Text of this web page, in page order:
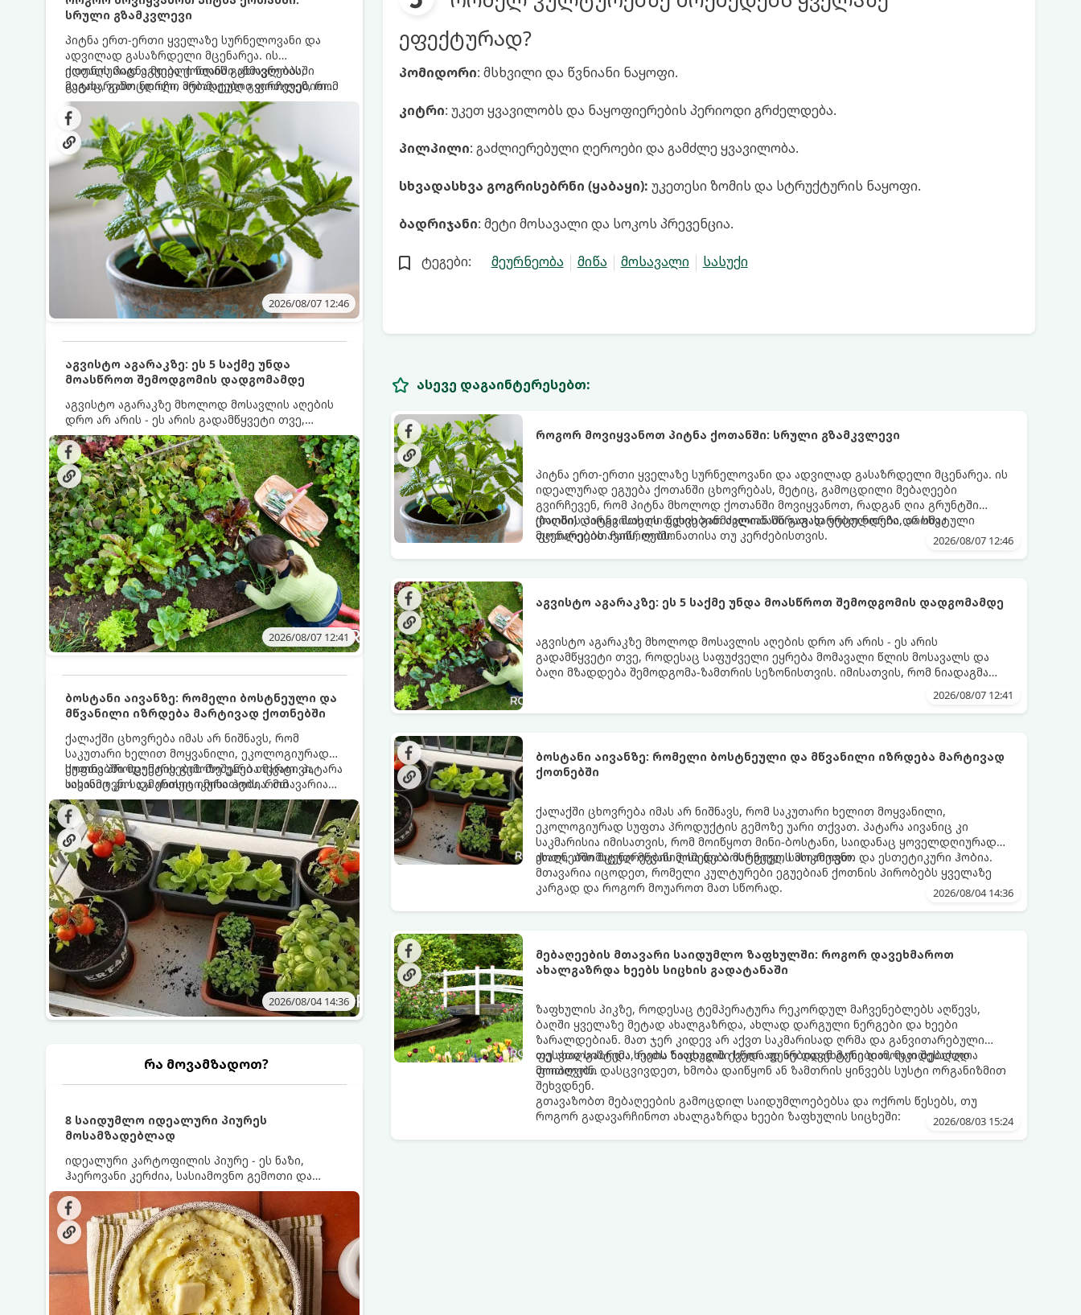
სრული გზამკვლევი
პიტნა ერთ-ერთი ყველაზე სურნელოვანი და
ადვილად გასაზრდელი მცენარეა. ის
იდეალურად ეგუება ქოთანში ცხოვრებას,
მეტიც, გამოცდილი მებაღეები გვირჩევენ, რომ
პიტნა მხოლოდ ქოთანში მოვიყვანოთ, რადგან
ღია გრუნტში (ბაღში) დარგვისას ის ფესვებით
ძალიან სწრაფად ვრცელდება და სხვა
მცენარეებს ავიწროებს.
ქოთნის პიტნა მთელი წლის განმავლობაში
გაგახარებთ ნორჩი, არომატული ფოთლებით
ჩაის, ლიმონათისა თუ კერძებისთვის.
2026/08/07 12:46
აგვისტო აგარაკზე: ეს 5 საქმე უნდა
მოასწროთ შემოდგომის დადგომამდე
აგვისტო აგარაკზე მხოლოდ მოსავლის აღების
დრო არ არის - ეს არის გადამწყვეტი თვე,
როდესაც საფუძველი ეყრება მომავალი წლის
მოსავალს და ბაღი მზადდება შემოდგომა-
ზამთრის სეზონისთვის. იმისათვის, რომ
ნიადაგმა ენერგია აღიდგინოს, ხოლო
მცენარეებმა ზამთარს გაუძლონ, აგვისტოს
ბოლომდე 5 მნიშვნელოვანი საქმის გაკეთება
უნდა მოასწროთ:
2026/08/07 12:41
ბოსტანი აივანზე: რომელი ბოსტნეული და
მწვანილი იზრდება მარტივად ქოთნებში
ქალაქში ცხოვრება იმას არ ნიშნავს, რომ
საკუთარი ხელით მოყვანილი, ეკოლოგიურად
სუფთა პროდუქტის გემოზე უარი თქვათ. პატარა
აივანიც კი საკმარისია იმისათვის, რომ
მოიწყოთ მინი-ბოსტანი, საიდანაც
ყოველდღიურად ახალ, არომატულ მწვანილსა
და ბოსტნეულს მოკრეფთ.
ქოთნებში მცენარეების მოშენება მარტივი,
სასიამოვნო და ესთეტიკური ჰობია. მთავარია
იცოდეთ, რომელი კულტურები ეგუებიან
ქოთნის პირობებს ყველაზე კარგად და როგორ
მოუაროთ მათ სწორად.
2026/08/04 14:36
რა მოვამზადოთ?
8 საიდუმლო იდეალური პიურეს
მოსამზადებლად
იდეალური კარტოფილის პიურე - ეს ნაზი,
ჰაეროვანი კერძია, სასიამოვნო გემოთი და
ნაღების-მოყვითალო ფერით. მისი მომზადება
ძალიან მარტივია, მაგრამ არსებობს რამდენიმე
საიდუმლო, რომლებიც უნდა იცოდეთ, რომ
პიურე იდეალურად გემრიელი გამოვიდეს.
ეფექტურად?
პომიდორი: მსხვილი და წვნიანი ნაყოფი.
კიტრი: უკეთ ყვავილობს და ნაყოფიერების პერიოდი გრძელდება.
პილპილი: გაძლიერებული ღეროები და გამძლე ყვავილობა.
სხვადასხვა გოგრისებრნი (ყაბაყი): უკეთესი ზომის და სტრუქტურის ნაყოფი.
ბადრიჯანი: მეტი მოსავალი და სოკოს პრევენცია.
ტეგები: მეურნეობა მიწა მოსავალი სასუქი
ასევე დაგაინტერესებთ:
როგორ მოვიყვანოთ პიტნა ქოთანში: სრული გზამკვლევი
პიტნა ერთ-ერთი ყველაზე სურნელოვანი და ადვილად გასაზრდელი მცენარეა. ის
იდეალურად ეგუება ქოთანში ცხოვრებას, მეტიც, გამოცდილი მებაღეები
გვირჩევენ, რომ პიტნა მხოლოდ ქოთანში მოვიყვანოთ, რადგან ღია გრუნტში
(ბაღში) დარგვისას ის ფესვებით ძალიან სწრაფად ვრცელდება და სხვა
მცენარეებს ავიწროებს.
ქოთნის პიტნა მთელი წლის განმავლობაში გაგახარებთ ნორჩი, არომატული
ფოთლებით ჩაის, ლიმონათისა თუ კერძებისთვის.
2026/08/07 12:46
აგვისტო აგარაკზე: ეს 5 საქმე უნდა მოასწროთ შემოდგომის დადგომამდე
აგვისტო აგარაკზე მხოლოდ მოსავლის აღების დრო არ არის - ეს არის
გადამწყვეტი თვე, როდესაც საფუძველი ეყრება მომავალი წლის მოსავალს და
ბაღი მზადდება შემოდგომა-ზამთრის სეზონისთვის. იმისათვის, რომ ნიადაგმა
2026/08/07 12:41
ბოსტანი აივანზე: რომელი ბოსტნეული და მწვანილი იზრდება მარტივად
ქოთნებში
ქალაქში ცხოვრება იმას არ ნიშნავს, რომ საკუთარი ხელით მოყვანილი,
ეკოლოგიურად სუფთა პროდუქტის გემოზე უარი თქვათ. პატარა აივანიც კი
საკმარისია იმისათვის, რომ მოიწყოთ მინი-ბოსტანი, საიდანაც ყოველდღიურად
ახალ, არომატულ მწვანილსა და ბოსტნეულს მოკრეფთ.
ქოთნებში მცენარეების მოშენება მარტივი, სასიამოვნო და ესთეტიკური ჰობია.
მთავარია იცოდეთ, რომელი კულტურები ეგუებიან ქოთნის პირობებს ყველაზე
კარგად და როგორ მოუაროთ მათ სწორად.
2026/08/04 14:36
მებაღეების მთავარი საიდუმლო ზაფხულში: როგორ დავეხმაროთ
ახალგაზრდა ხეებს სიცხის გადატანაში
ზაფხულის პიკზე, როდესაც ტემპერატურა რეკორდულ მაჩვენებლებს აღწევს,
ბაღში ყველაზე მეტად ახალგაზრდა, ახლად დარგული ნერგები და ხეები
ზარალდებიან. მათ ჯერ კიდევ არ აქვთ საკმარისად ღრმა და განვითარებული
ფესვთა სისტემა, რათა ნიადაგის ქვედა ფენებიდან ტენი დამოუკიდებლად
მოიპოვონ.
თუ ახალგაზრდა ხეებს ზაფხულში სწორად არ დავეხმარებით, მათ შესაძლოა
ფოთლები დასცვივდეთ, ხმობა დაიწყონ ან ზამთრის ყინვებს სუსტი ორგანიზმით
შეხვდნენ.
გთავაზობთ მებაღეების გამოცდილ საიდუმლოებებსა და ოქროს წესებს, თუ
როგორ გადავარჩინოთ ახალგაზრდა ხეები ზაფხულის სიცხეში:
2026/08/03 15:24